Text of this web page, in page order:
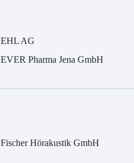
EHL AG
EVER Pharma Jena GmbH
Fischer Hörakustik GmbH